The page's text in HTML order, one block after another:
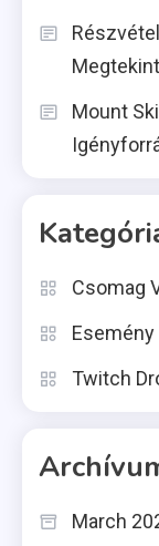
Mount
Csomag
Twitch
March